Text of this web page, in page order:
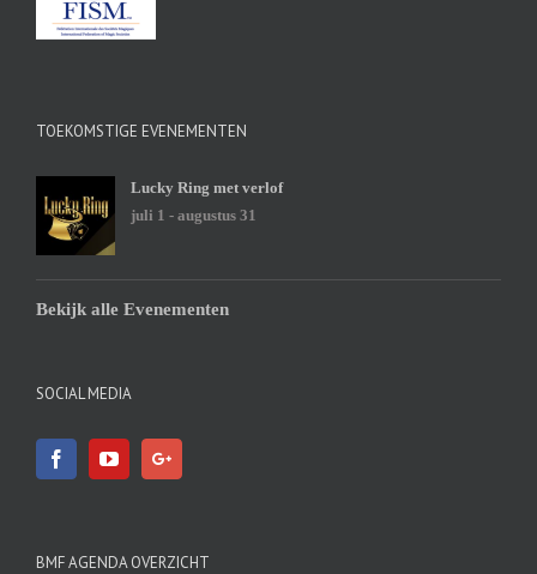
TOEKOMSTIGE EVENEMENTEN
Lucky Ring met verlof
juli 1 - augustus 31
Bekijk alle Evenementen
SOCIAL MEDIA
BMF AGENDA OVERZICHT